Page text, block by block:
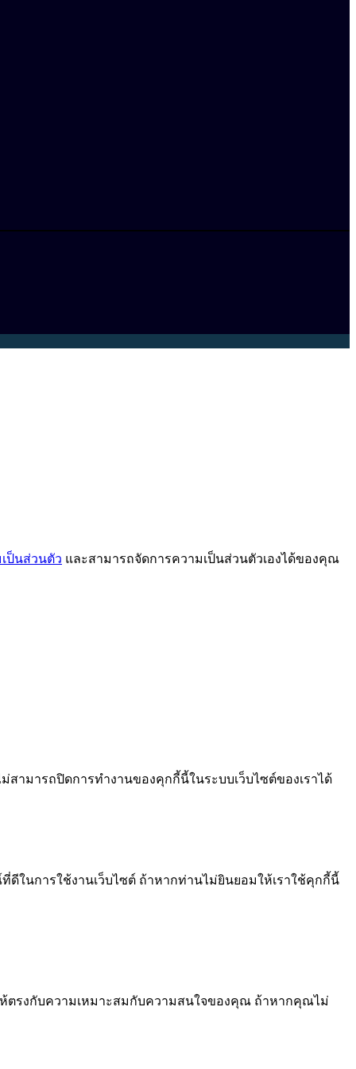
ป็นส่วนตัว และสามารถจัดการความเป็นส่วนตัวเองได้ของคุณ
ามารถปิดการทำงานของคุกกี้นี้ในระบบเว็บไซต์ของเราได้
ในการใช้งานเว็บไซต์ ถ้าหากท่านไม่ยินยอมให้เราใช้คุกกี้นี้
ห้ตรงกับความเหมาะสมกับความสนใจของคุณ ถ้าหากคุณไม่